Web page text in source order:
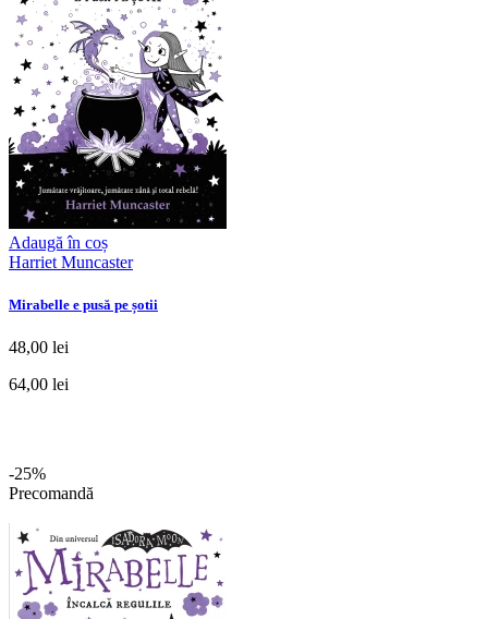
Adaugă în coș
Harriet Muncaster
Mirabelle e pusă pe șotii
48,00 lei
64,00 lei
-25%
Precomandă